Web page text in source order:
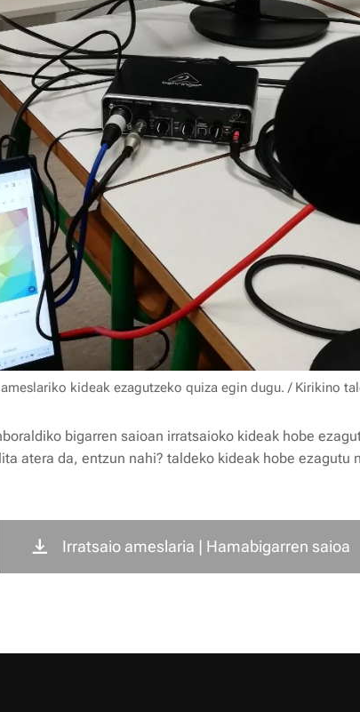
kideak ezagutzeko quiza egin dugu. / Kirikino
bigarren saioan irratsaioko kideak hobe
atera da, entzun nahi? taldeko kideak hobe ezagutu
Irratsaio ameslaria | Hamabigarren saioa